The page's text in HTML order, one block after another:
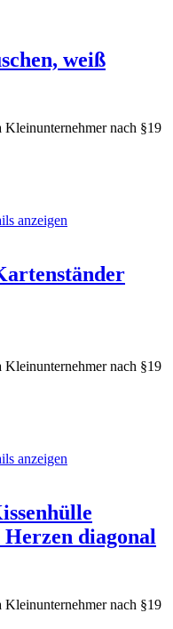
weiß
nach §19
anzeigen
nach §19
anzeigen
diagonal
nach §19